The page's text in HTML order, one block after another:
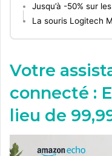
Jusqu’à -50% sur
La souris Logitech
Votre
connecté :
lieu de